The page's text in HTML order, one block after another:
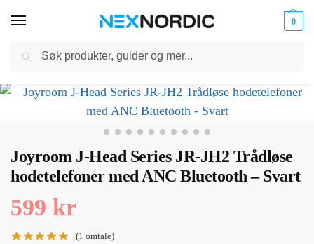
0
til
Kabler
Joyroom J-Head Series JR-JH2 Trådløse
hodetelefoner med ANC Bluetooth – Svart
599 kr
(1 omtale)